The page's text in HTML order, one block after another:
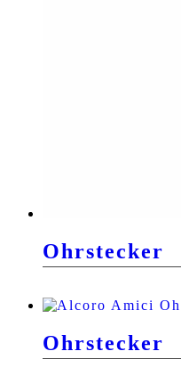
Ohrstecker
Ohrstecker